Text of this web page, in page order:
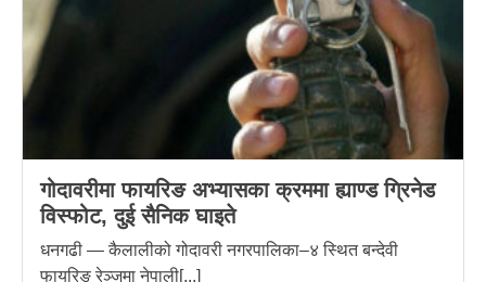
गोदावरीमा फायरिङ अभ्यासका क्रममा ह्याण्ड ग्रिनेड
विस्फोट, दुई सैनिक घाइते
धनगढी — कैलालीको गोदावरी नगरपालिका–४ स्थित बन्देवी
फायरिङ रेञ्जमा नेपाली[...]